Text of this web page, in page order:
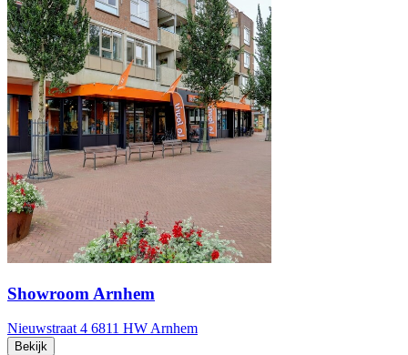
Showroom Arnhem
Nieuwstraat 4 6811 HW Arnhem
Bekijk